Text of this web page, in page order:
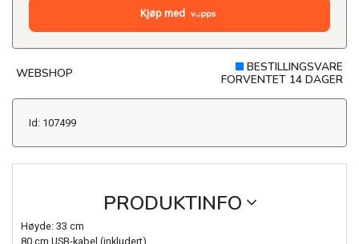
Kjøp med
WEBSHOP
BESTILLINGSVARE
FORVENTET 14 DAGER
Id: 107499
PRODUKTINFO
Høyde: 33 cm
80 cm USB-kabel (inkludert)